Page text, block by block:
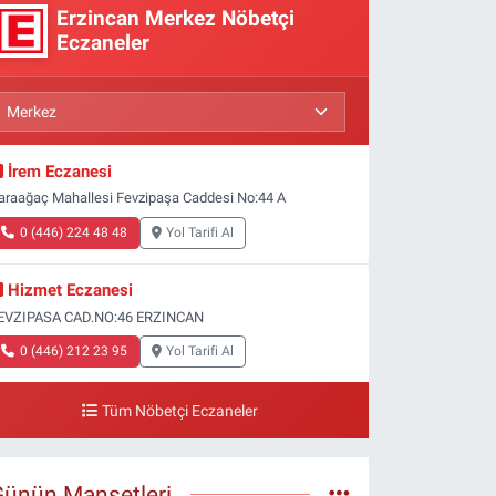
Erzincan Merkez Nöbetçi
Eczaneler
İrem Eczanesi
Mahallesi Fevzipaşa Caddesi No:44 A
0 (446) 224 48 48 Yol Tarifi Al
Hizmet Eczanesi
CAD.NO:46 ERZINCAN
0 (446) 212 23 95 Yol Tarifi Al
Tüm Nöbetçi Eczaneler